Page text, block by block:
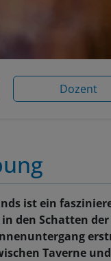
Dozent
ist ein
den Schatten
Taverne